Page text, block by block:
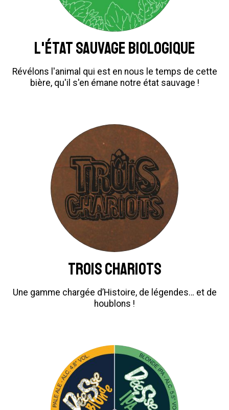
L'État sauvage biologique
Révélons l'animal qui est en nous le temps de cette
bière, qu'il s'en émane notre état sauvage !
Trois Chariots
Une gamme chargée d’Histoire, de légendes… et de
houblons !